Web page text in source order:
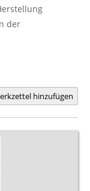
der
hinzufügen